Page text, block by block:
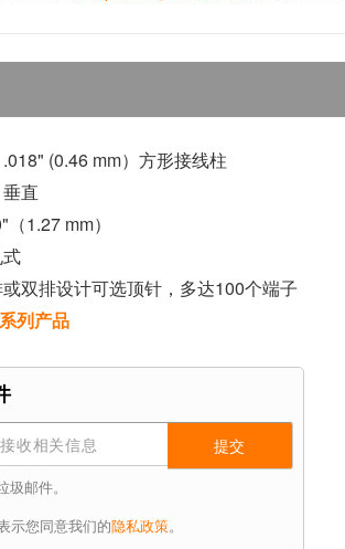
(0.46 mm）方形接线柱
直
1.27 mm）
双排设计可选顶针，多达100个端子
列产品
提交
邮件。
示您同意我们的隐私政策。